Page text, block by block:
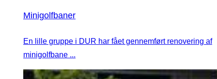
Minigolfbaner
En lille gruppe i DUR har fået gennemført renovering af
minigolfbane ...